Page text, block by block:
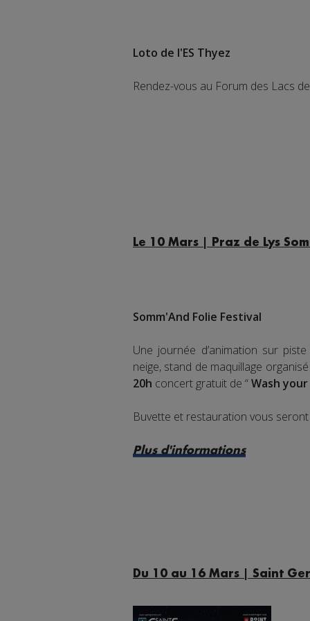
Loto de l'ES Thyez
Rendez-vous au Forum des Lacs
Le 10 Mars | Praz de Lys
Somm'And Folie Festival
Une journée d’animation sur
neige, stand de maquillage
20h concert gratuit de “Wash
Buvette et restauration vous
Plus d'informations
Du 10 au 16 Mars | Saint